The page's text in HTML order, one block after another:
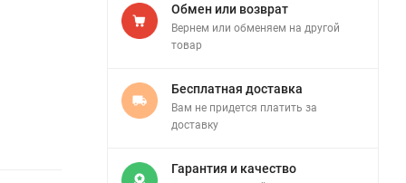
Обмен или возврат
Вернем или обменяем на другой
товар
Бесплатная доставка
Вам не придется платить за
доставку
Гарантия и качество